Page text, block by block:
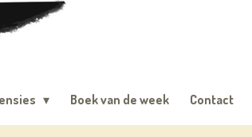
Boek van de week Contact